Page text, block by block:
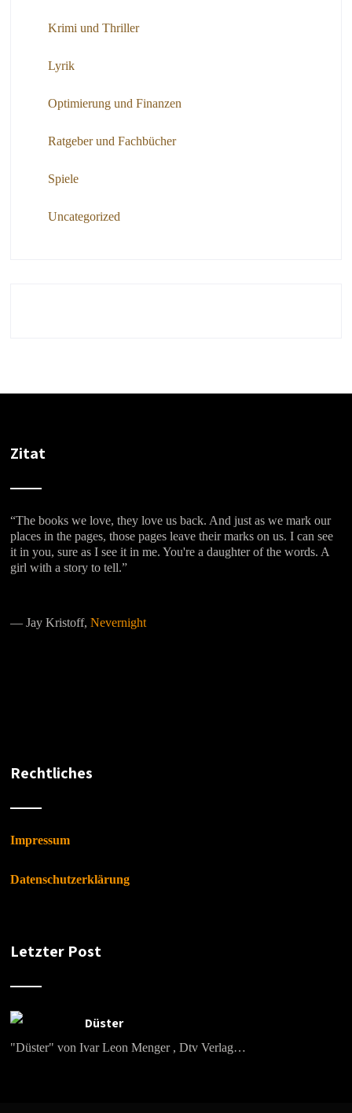
Krimi und Thriller
Lyrik
Optimierung und Finanzen
Ratgeber und Fachbücher
Spiele
Uncategorized
Zitat
“The books we love, they love us back. And just as we mark our
places in the pages, those pages leave their marks on us. I can see
it in you, sure as I see it in me. You're a daughter of the words. A
girl with a story to tell.”
―Jay Kristoff,Nevernight
Rechtliches
Impressum
Datenschutzerklärung
Letzter Post
Düster
"Düster" von Ivar Leon Menger , Dtv Verlag…